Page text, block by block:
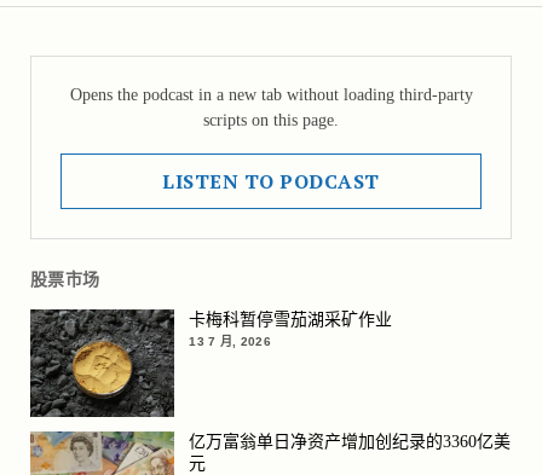
Opens the podcast in a new tab without loading third-party
scripts on this page.
LISTEN TO PODCAST
股票市场
卡梅科暂停雪茄湖采矿作业
13 7 月, 2026
亿万富翁单日净资产增加创纪录的3360亿美
元